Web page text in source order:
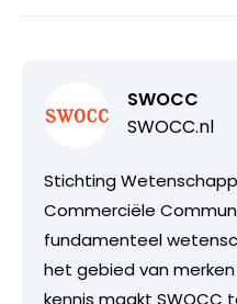
SWOCC
SWOCC.nl
Stichting
Commerciële
fundamenteel
het gebied van
kennis maakt SWOCC